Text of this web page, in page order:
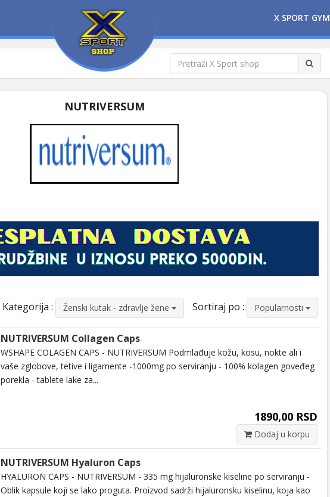
X SPORT GYM
NUTRIVERSUM
Kategorija : Ženski kutak - zdravlje žene Sortiraj po : Popularnosti
NUTRIVERSUM Collagen Caps
WSHAPE COLAGEN CAPS - NUTRIVERSUM Podmlađuje kožu, kosu, nokte ali i
vaše zglobove, tetive i ligamente -1000mg po serviranju - 100% kolagen goveđeg
porekla - tablete lake za...
1890,00 RSD
Dodaj u korpu
NUTRIVERSUM Hyaluron Caps
HYALURON CAPS - NUTRIVERSUM - 335 mg hijaluronske kiseline po serviranju -
Oblik kapsule koji se lako proguta. Proizvod sadrži hijaluronsku kiselinu, koja kao